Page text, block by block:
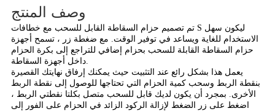
وصف المنتج
تم تصميم حزام السقاطة القابل للسحب مع خطافات S ليكون سهل
الاستخدام للغاية ويساعد في توفير الوقت. مع ضغطة زر ، تسمح أجهزة
حزام السقاطة القابلة للسحب بحزام إضافي للتراجع إلى بكرة الحزام
داخل أجهزة السقاطة.
يعمل هذا بشكل رائع عند التثبيت حيث يمكنك إرفاق نهايتك القصيرة
بنقطة الربط وسحب كمية الحزام التي تحتاجها للوصول إلى نقطة الربط
الأخرى. بمجرد أن يكون لديك قابل للسحب متصل بكلتا نقطتي الربط ،
اضغط على زر الضغط لإزالة الركود الزائد في الحزام على الفور إلى